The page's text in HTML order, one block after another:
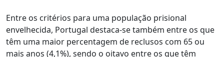
Entre os critérios para uma população prisional
envelhecida, Portugal destaca-se também entre os que
têm uma maior percentagem de reclusos com 65 ou
mais anos (4,1%), sendo o oitavo entre os que têm